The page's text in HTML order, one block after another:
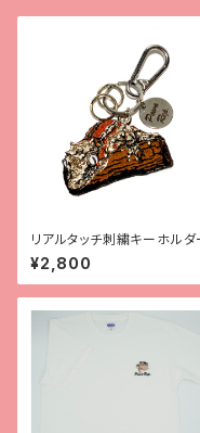
リアルタッチ刺繍キーホルダ
【ガーゴ】
¥2,800